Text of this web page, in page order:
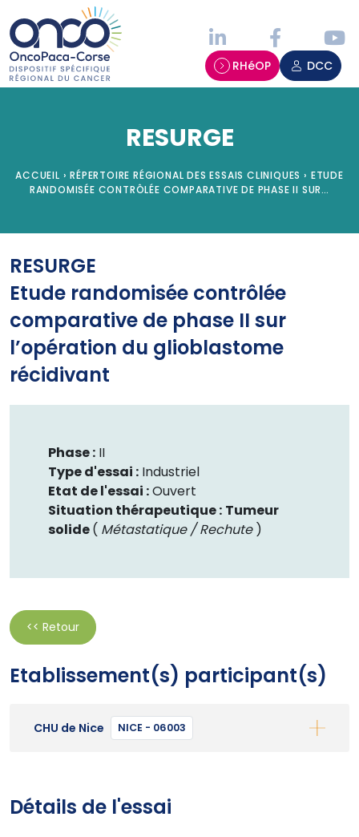
RHéOP DCC
RESURGE
ACCUEIL › RÉPERTOIRE RÉGIONAL DES ESSAIS CLINIQUES › ETUDE
RANDOMISÉE CONTRÔLÉE COMPARATIVE DE PHASE II SUR…
RESURGE
Etude randomisée contrôlée
comparative de phase II sur
l’opération du glioblastome
récidivant
Phase : II
Type d'essai : Industriel
Etat de l'essai :Ouvert
Situation thérapeutique : Tumeur
solide( Métastatique / Rechute)
<< Retour
Etablissement(s) participant(s)
CHU de Nice NICE - 06003
Détails de l'essai
Panneau de gestion des cookies